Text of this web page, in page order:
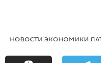
НОВОСТИ ЭКОНОМИКИ